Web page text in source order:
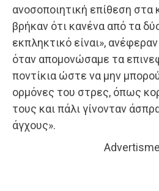
ανοσοποιητική επίθεση στα
βρήκαν ότι κανένα από τα
εκπληκτικό είναι», ανέφεραν
όταν απομονώσαμε τα
ποντίκια ώστε να μην
ορμόνες του στρες, όπως
τους και πάλι γίνονταν
άγχους».